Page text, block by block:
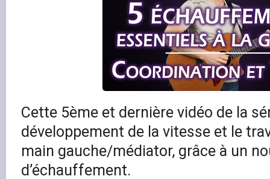
Cette 5ème et dernière vidéo de la
développement de la vitesse et le
main gauche/médiator, grâce à un
d’échauffement.